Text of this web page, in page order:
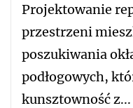
Projektowanie
przestrzeni
poszukiwania
podłogowych,
kunsztowność z...